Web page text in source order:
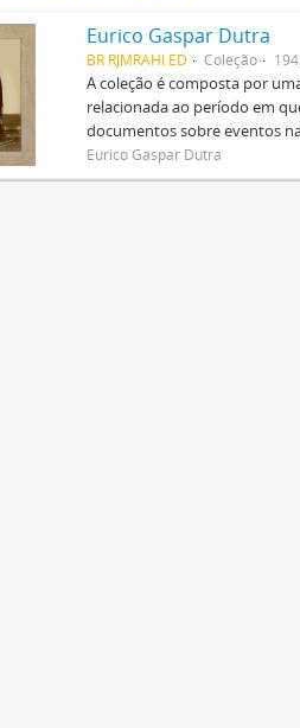
Eurico Gaspar Dutra
BR RJMRAHI ED Coleção
A coleção é composta por
relacionada ao período em
documentos sobre eventos
Eurico Gaspar Dutra